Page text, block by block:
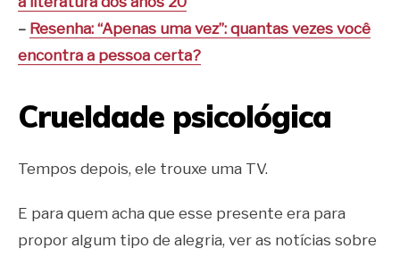
– Resenha: “Apenas uma vez”: quantas vezes você
encontra a pessoa certa?
Crueldade psicológica
Tempos depois, ele trouxe uma TV.
E para quem acha que esse presente era para
propor algum tipo de alegria, ver as notícias sobre